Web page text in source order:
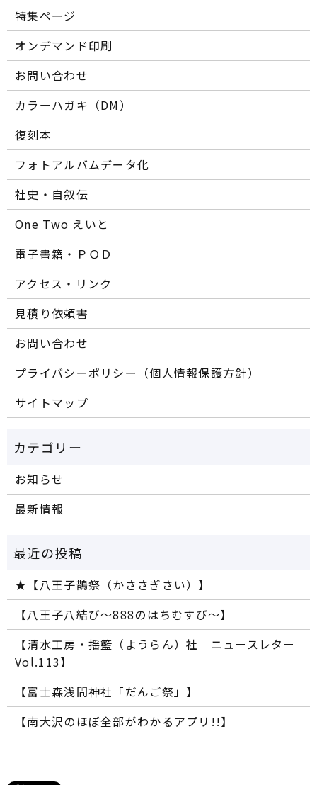
特集ページ
オンデマンド印刷
お問い合わせ
カラーハガキ（DM）
復刻本
フォトアルバムデータ化
社史・自叙伝
One Two えいと
電子書籍・ＰＯＤ
アクセス・リンク
見積り依頼書
お問い合わせ
プライバシーポリシー（個人情報保護方針）
サイトマップ
お知らせ
最新情報
★【八王子鵲祭（かささぎさい）】
【八王子八結び～888のはちむすび～】
【清水工房・揺籃（ようらん）社 ニュースレター
Vol.113】
【富士森浅間神社「だんご祭」】
【南大沢のほぼ全部がわかるアプリ!!】